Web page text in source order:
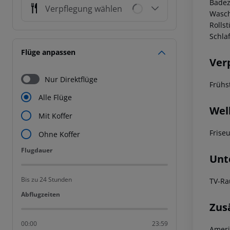
Verpflegung wählen
Flüge anpassen
Nur Direktflüge
Alle Flüge
Mit Koffer
Ohne Koffer
Flugdauer
Flugdauer
Bis zu 24 Stunden
Abflugzeiten
Abflugzeiten
00:00 23:59
TV-